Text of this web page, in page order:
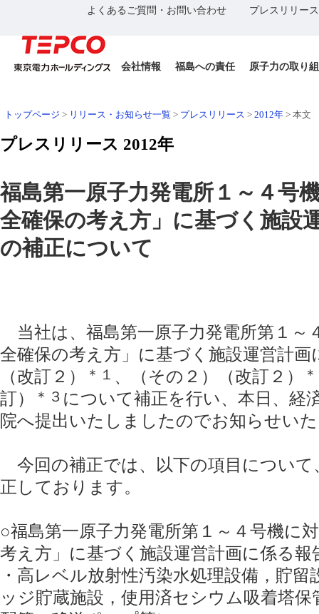
よくあるご質問・お問い合わせ プレスリリー
会社情報 福島への責任 原子力の取り
トップページ > リリース・お知らせ一覧 > プレスリリース > 2012年 > 本文
プレスリリース 2012年
福島第一原子力発電所１～４号
全確保の考え方」に基づく施設
の補正について
当社は、福島第一原子力発電所第１～
全確保の考え方」に基づく施設運営計
（改訂２）
＊１ 、（その２）（改訂２）
訂） ＊３ について補正を行い、本日、経
院へ提出いたしましたのでお知らせい
今回の補正では、以下の項目について
正しております。
○福島第一原子力発電所第１～４号機に
考え方」に基づく施設運営計画に係る
・高レベル放射性汚染水処理設備，貯
ッジ貯蔵施設，使用済セシウム吸着塔